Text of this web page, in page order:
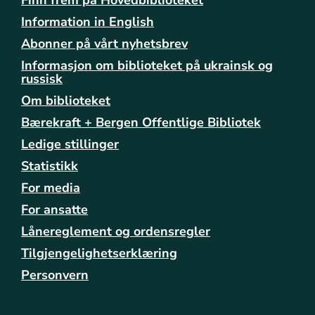
Information in English
Abonner på vårt nyhetsbrev
Informasjon om biblioteket på ukrainsk og
russisk
Om biblioteket
Bærekraft + Bergen Offentlige Bibliotek
Ledige stillinger
Statistikk
For media
For ansatte
Lånereglement og ordensregler
Tilgjengelighetserklæring
Personvern